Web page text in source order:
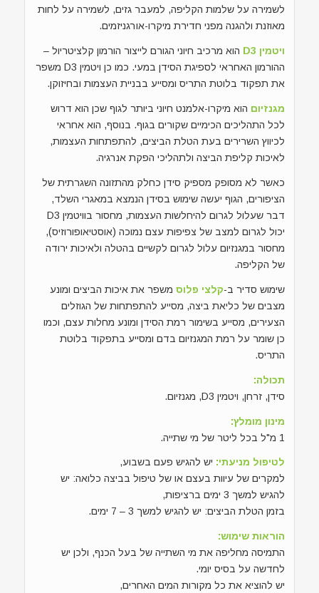
לשמירה על שלמות הקליפה, למעבר גזים, לשמירה על לחות
מאוזנת ולהגנה מפני חדירת מיקרו-אורגניזמים.
ויטמין D3
הוא מרכיב חיוני הגורם לייצור הורמון קלציטריול –
ההורמון האחראי לספיגת הסידן במעי. כמו כן ויטמין D3 משפר
את תפקוד בלוטת התריס ומסייע בבניית העצמות ובחיזוקן.
מגנזיום הוא מיקרו-אלמנט חיוני ביותר לגוף שכן הוא דרוש
לכל התהליכים הכימיים שקורים בגוף. בנוסף, הוא אחראי
לכיווץ השרירים בעת הטלת הביצים, להתפתחות העצמות,
לאיכות קליפת הביצה ולתהליכי הפקת אנרגיה.
כאשר לא מסופק מספיק סידן כחלק מהתזונה השגרתית של
הציפורים, הגוף יעשה שימוש בסידן הנמצא במאגרי השלד,
דבר שעלול לגרום להיחלשות העצמות, מחסור בוויטמין D3
יכול לגרום למצב של צפיפות עצם נמוכה (אוסטיאופורוזיס),
מחסור במגנזיום עלול לגרום לקשיים בהטלה ולאיכות ירודה
של הקליפה.
שימוש סדיר ב-קלצי פלוסמשפר את איכות הביצים ומונע
מצבים של כליאת ביצה, מסייע להתפתחות של הגוזלים
הצעירים, מסייע בשימור רמת הסידן ומונע מחלות עצם, וכמו
כן שומר על רמת המגנזיום בדם ומסייע בתפקוד בלוטת
התריס.
תכולה:
סידן, זרחן, ויטמין D3, מגנזיום.
מינון מומלץ:
1 מ"ל בכל ליטר של מי שתייה.
לטיפול מניעתי: יש להגיש פעם בשבוע,
למקרים של עיוות בעצם או של טיפול בביצה כלואה: יש
להגיש למשך 3 ימים ברציפות,
בזמן הטלת הביצים: יש להגיש למשך 3 – 7 ימים.
הוראות שימוש:
התמיסה מחליפה את מי השתייה של בעל הכנף, ולכן יש
לחדשה על בסיס יומי.
יש להוציא את כל מקורות המים האחרים,